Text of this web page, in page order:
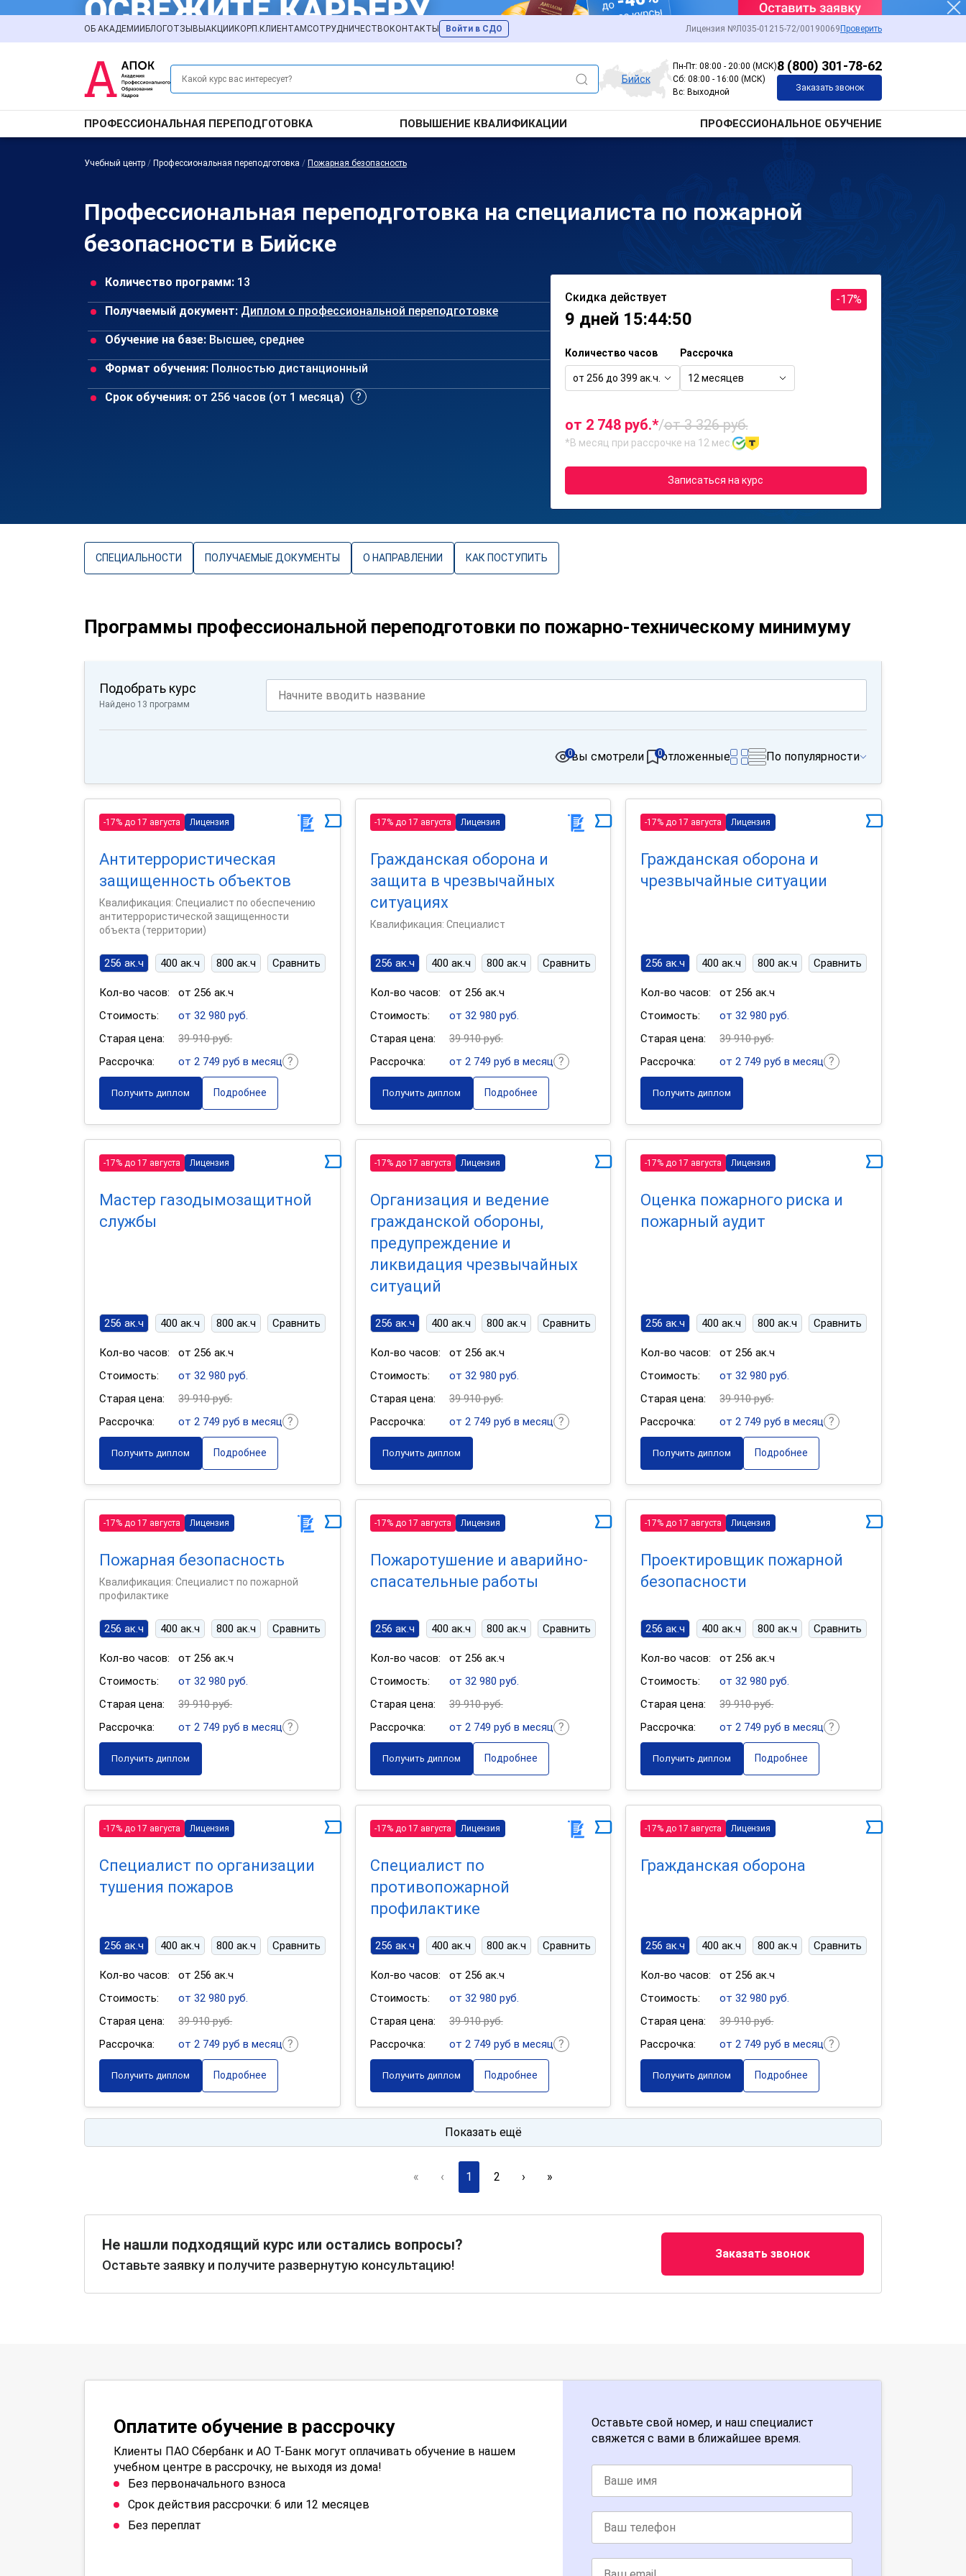
ОБ АКАДЕМИИ БЛОГОТЗЫВЫ АКЦИИ КОРП.КЛИЕНТАМСОТРУДНИЧЕСТВО КОНТАКТЫ Войти в СДО Лицензия №Л035-01215-72/00190069 Проверить
Бийск
Пн-Пт: 08:00 - 20:00 (МСК)
Сб: 08:00 - 16:00 (МСК)
Вс: Выходной
8 (800) 301-78-62
Заказать звонок
ПРОФЕССИОНАЛЬНАЯ ПЕРЕПОДГОТОВКА ПОВЫШЕНИЕ КВАЛИФИКАЦИИ ПРОФЕССИОНАЛЬНОЕ ОБУЧЕНИЕ
Учебный центр / Профессиональная переподготовка / Пожарная безопасность
Профессиональная переподготовка на специалиста по пожарной
безопасности в Бийске
Количество программ: 13
Получаемый документ: Диплом о профессиональной переподготовке
Обучение на базе: Высшее, среднее
Формат обучения: Полностью дистанционный
Срок обучения: от 256 часов (от 1 месяца)
Скидка действует
9 дней 15:44:50
-17%
Количество часов
от 256 до 399 ак.ч.
Рассрочка
12 месяцев
от 2 748 руб.*/от 3 326 руб.
*В месяц при рассрочке на 12 мес.
Записаться на курс
СПЕЦИАЛЬНОСТИ ПОЛУЧАЕМЫЕ ДОКУМЕНТЫ О НАПРАВЛЕНИИ КАК ПОСТУПИТЬ
Программы профессиональной переподготовки по пожарно-техническому минимуму
Подобрать курс
Найдено 13 программ
вы смотрели
0 отложенные
0 По популярности
-17% до 17 августа Лицензия
Антитеррористическая
защищенность объектов
Квалификация: Специалист по обеспечению
антитеррористической защищенности
объекта (территории)
256 ак.ч 400 ак.ч 800 ак.ч Сравнить
Кол-во часов:
от 256 ак.ч
Стоимость:
от 32 980 руб.
Старая цена:
39 910 руб.
Рассрочка:
от 2 749 руб в месяц
Получить диплом Подробнее
-17% до 17 августа Лицензия
Гражданская оборона и
защита в чрезвычайных
ситуациях
Квалификация: Специалист
256 ак.ч 400 ак.ч 800 ак.ч Сравнить
Кол-во часов:
от 256 ак.ч
Стоимость:
от 32 980 руб.
Старая цена:
39 910 руб.
Рассрочка:
от 2 749 руб в месяц
Получить диплом Подробнее
-17% до 17 августа Лицензия
Гражданская оборона и
чрезвычайные ситуации
256 ак.ч 400 ак.ч 800 ак.ч Сравнить
Кол-во часов:
от 256 ак.ч
Стоимость:
от 32 980 руб.
Старая цена:
39 910 руб.
Рассрочка:
от 2 749 руб в месяц
Получить диплом
-17% до 17 августа Лицензия
Мастер газодымозащитной
службы
256 ак.ч 400 ак.ч 800 ак.ч Сравнить
Кол-во часов:
от 256 ак.ч
Стоимость:
от 32 980 руб.
Старая цена:
39 910 руб.
Рассрочка:
от 2 749 руб в месяц
Получить диплом Подробнее
-17% до 17 августа Лицензия
Организация и ведение
гражданской обороны,
предупреждение и
ликвидация чрезвычайных
ситуаций
256 ак.ч 400 ак.ч 800 ак.ч Сравнить
Кол-во часов:
от 256 ак.ч
Стоимость:
от 32 980 руб.
Старая цена:
39 910 руб.
Рассрочка:
от 2 749 руб в месяц
Получить диплом
-17% до 17 августа Лицензия
Оценка пожарного риска и
пожарный аудит
256 ак.ч 400 ак.ч 800 ак.ч Сравнить
Кол-во часов:
от 256 ак.ч
Стоимость:
от 32 980 руб.
Старая цена:
39 910 руб.
Рассрочка:
от 2 749 руб в месяц
Получить диплом Подробнее
-17% до 17 августа Лицензия
Пожарная безопасность
Квалификация: Специалист по пожарной
профилактике
256 ак.ч 400 ак.ч 800 ак.ч Сравнить
Кол-во часов:
от 256 ак.ч
Стоимость:
от 32 980 руб.
Старая цена:
39 910 руб.
Рассрочка:
от 2 749 руб в месяц
Получить диплом
-17% до 17 августа Лицензия
Пожаротушение и аварийно-
спасательные работы
256 ак.ч 400 ак.ч 800 ак.ч Сравнить
Кол-во часов:
от 256 ак.ч
Стоимость:
от 32 980 руб.
Старая цена:
39 910 руб.
Рассрочка:
от 2 749 руб в месяц
Получить диплом Подробнее
-17% до 17 августа Лицензия
Проектировщик пожарной
безопасности
256 ак.ч 400 ак.ч 800 ак.ч Сравнить
Кол-во часов:
от 256 ак.ч
Стоимость:
от 32 980 руб.
Старая цена:
39 910 руб.
Рассрочка:
от 2 749 руб в месяц
Получить диплом Подробнее
-17% до 17 августа Лицензия
Специалист по организации
тушения пожаров
256 ак.ч 400 ак.ч 800 ак.ч Сравнить
Кол-во часов:
от 256 ак.ч
Стоимость:
от 32 980 руб.
Старая цена:
39 910 руб.
Рассрочка:
от 2 749 руб в месяц
Получить диплом Подробнее
-17% до 17 августа Лицензия
Специалист по
противопожарной
профилактике
256 ак.ч 400 ак.ч 800 ак.ч Сравнить
Кол-во часов:
от 256 ак.ч
Стоимость:
от 32 980 руб.
Старая цена:
39 910 руб.
Рассрочка:
от 2 749 руб в месяц
Получить диплом Подробнее
-17% до 17 августа Лицензия
Гражданская оборона
256 ак.ч 400 ак.ч 800 ак.ч Сравнить
Кол-во часов:
от 256 ак.ч
Стоимость:
от 32 980 руб.
Старая цена:
39 910 руб.
Рассрочка:
от 2 749 руб в месяц
Получить диплом Подробнее
Показать ещё
« ‹ 1 2 › »
Не нашли подходящий курс или остались вопросы?
Оставьте заявку и получите развернутую консультацию!
Заказать звонок
Оплатите обучение в рассрочку
Клиенты ПАО Сбербанк и АО Т-Банк могут оплачивать обучение в нашем
учебном центре в рассрочку, не выходя из дома!
Без первоначального взноса
Срок действия рассрочки: 6 или 12 месяцев
Без переплат
Оставьте свой номер, и наш специалист
свяжется с вами в ближайшее время.